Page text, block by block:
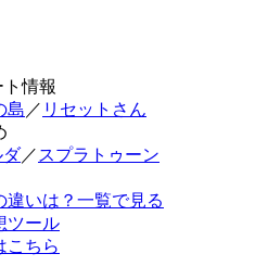
ト情報
島 ／ リセットさん
ダ／ スプラトゥーン
違いは？一覧で見る
ツール
こちら